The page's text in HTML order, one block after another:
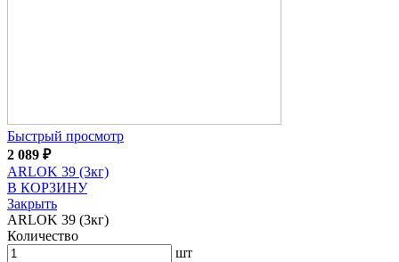
Быстрый просмотр
2 089 ₽
ARLOK 39 (3кг)
В КОРЗИНУ
Закрыть
ARLOK 39 (3кг)
Количество
шт